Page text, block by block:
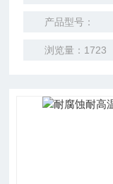
产品型号：
浏览量：1723